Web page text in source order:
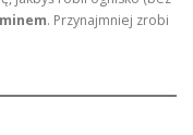
. Przynajmniej zrobi